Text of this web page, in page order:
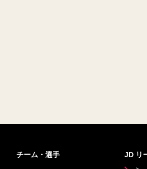
チーム・選手
JD リ